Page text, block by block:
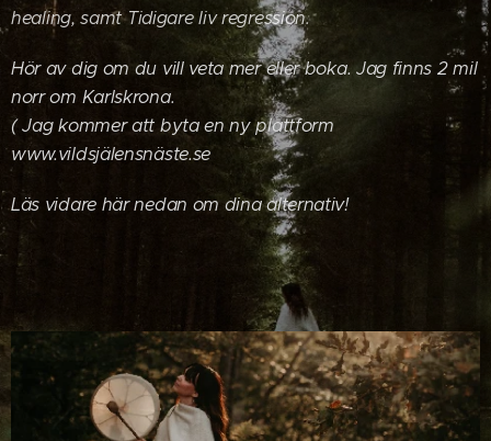
healing, samt Tidigare liv regression.
Hör av dig om du vill veta mer eller boka. Jag finns 2 mil
norr om Karlskrona.
( Jag kommer att byta en ny plattform
www.vildsjälensnäste.se
Läs vidare här nedan om dina alternativ!